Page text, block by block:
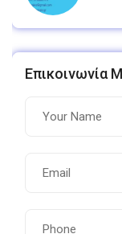
Επικοινωνία